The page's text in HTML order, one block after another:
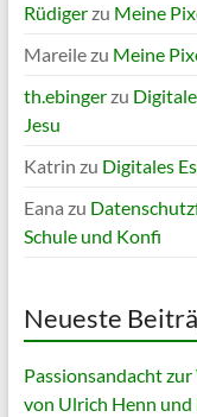
Rüdigerzu Meine
Mareilezu Meine
th.ebingerzu
Jesu
Katrin zu Digitales
Eana zu
Schule und Konfi
Neueste
Passionsandacht
von Ulrich Henn und